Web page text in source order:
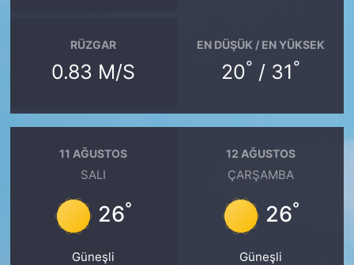
RÜZGAR
0.83 M/S
EN DÜŞÜK / EN YÜKSEK
20° / 31°
11 AĞUSTOS
SALI
26°
Güneşli
12 AĞUSTOS
ÇARŞAMBA
26°
Güneşli